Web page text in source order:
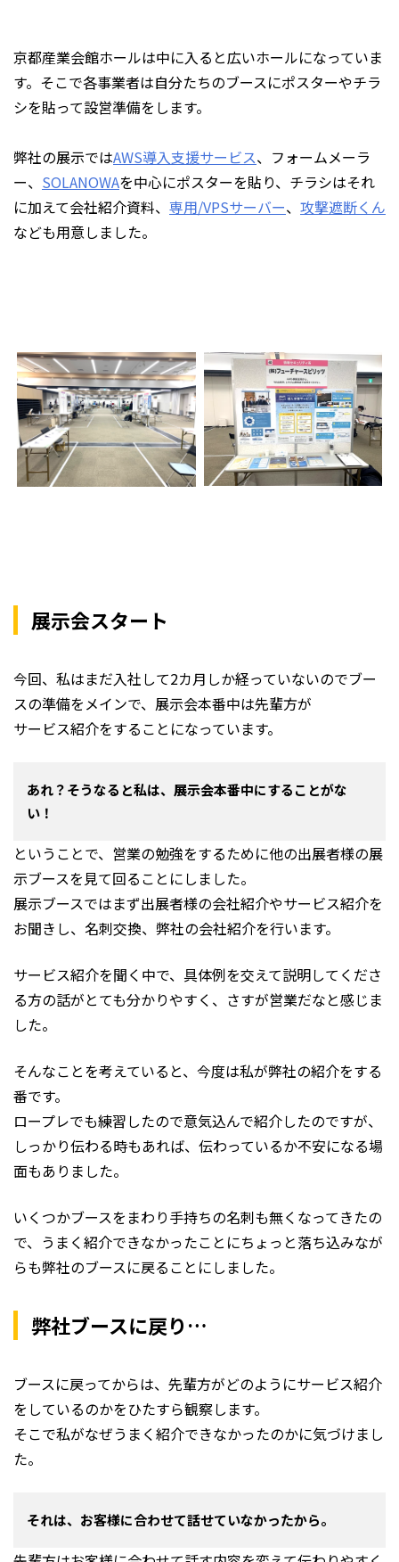
京都産業会館ホールは中に入ると広いホールになっていま
す。そこで各事業者は自分たちのブースにポスターやチラ
シを貼って設営準備をします。
弊社の展示ではAWS導入支援サービス、フォームメーラ
ー、 SOLANOWAを中心にポスターを貼り、チラシはそれ
に加えて会社紹介資料、 専用/VPSサーバー、 攻撃遮断くん
なども用意しました。
展示会スタート
今回、私はまだ入社して2カ月しか経っていないのでブー
スの準備をメインで、展示会本番中は先輩方が
サービス紹介をすることになっています。
あれ？そうなると私は、展示会本番中にすることがな
い！
ということで、営業の勉強をするために他の出展者様の展
示ブースを見て回ることにしました。
展示ブースではまず出展者様の会社紹介やサービス紹介を
お聞きし、名刺交換、弊社の会社紹介を行います。
サービス紹介を聞く中で、具体例を交えて説明してくださ
る方の話がとても分かりやすく、さすが営業だなと感じま
した。
そんなことを考えていると、今度は私が弊社の紹介をする
番です。
ロープレでも練習したので意気込んで紹介したのですが、
しっかり伝わる時もあれば、伝わっているか不安になる場
面もありました。
いくつかブースをまわり手持ちの名刺も無くなってきたの
で、うまく紹介できなかったことにちょっと落ち込みなが
らも弊社のブースに戻ることにしました。
弊社ブースに戻り…
ブースに戻ってからは、先輩方がどのようにサービス紹介
をしているのかをひたすら観察します。
そこで私がなぜうまく紹介できなかったのかに気づけまし
た。
それは、お客様に合わせて話せていなかったから。